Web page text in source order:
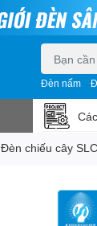
Đèn nấm
Đèn chiếu cây